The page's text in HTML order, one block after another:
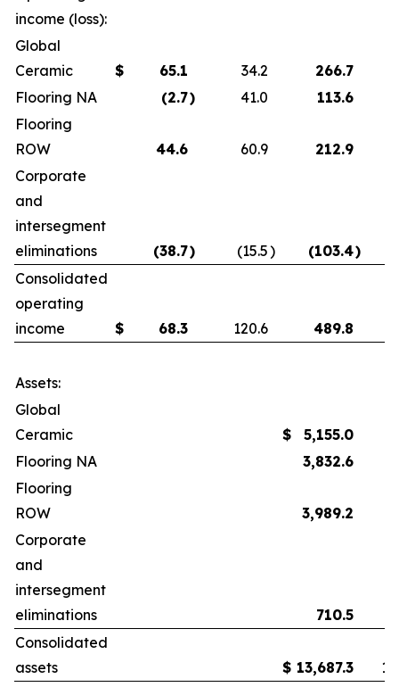
income (loss):
Global
Ceramic
$ 65.1 34.2 266.7
Flooring NA
(2.7) 41.0
113.6
Flooring
ROW
44.6 60.9
212.9
Corporate
and
intersegment
eliminations
(38.7) (15.5) (103.4)
Consolidated
operating
income
$ 68.3 120.6 489.8
Assets:
Global
Ceramic
$ 5,155.0
Flooring NA
3,832.6
Flooring
ROW
3,989.2
Corporate
and
intersegment
eliminations
710.5
Consolidated
assets
$ 13,687.3